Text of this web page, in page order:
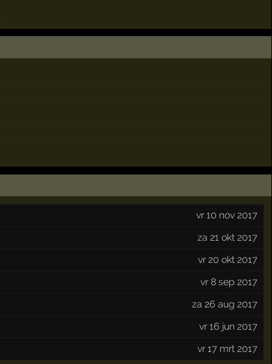
vr 10 nov 2017
za 21 okt 2017
vr 20 okt 2017
vr 8 sep 2017
za 26 aug 2017
vr 16 jun 2017
vr 17 mrt 2017